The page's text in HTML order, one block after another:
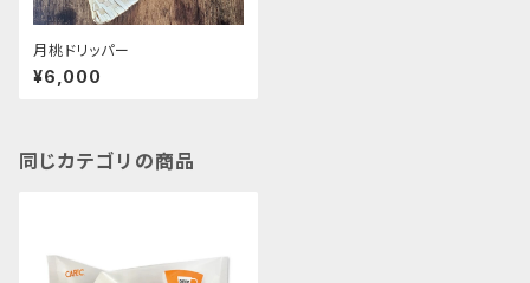
月桃ドリッパー
¥6,000
同じカテゴリの商品